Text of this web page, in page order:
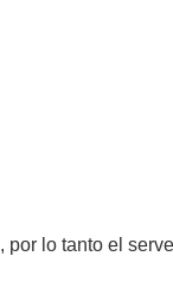
por lo tanto el